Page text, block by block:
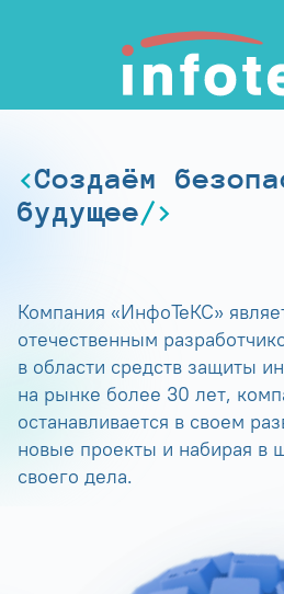
Создаём
будущее
Компания «ИнфоТеКС»
отечественным
в области средств защиты
на рынке более 30 лет,
останавливается в своем
новые проекты и набирая в
своего дела.